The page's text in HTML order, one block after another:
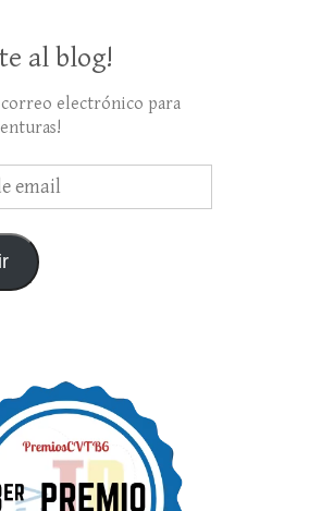
al blog!
electrónico para